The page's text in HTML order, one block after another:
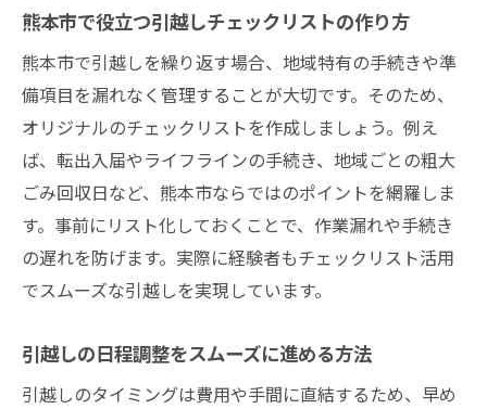
熊本市で役立つ引越しチェックリストの作り方
熊本市で引越しを繰り返す場合、地域特有の手続きや準
備項目を漏れなく管理することが大切です。そのため、
オリジナルのチェックリストを作成しましょう。例え
ば、転出入届やライフラインの手続き、地域ごとの粗大
ごみ回収日など、熊本市ならではのポイントを網羅しま
す。事前にリスト化しておくことで、作業漏れや手続き
の遅れを防げます。実際に経験者もチェックリスト活用
でスムーズな引越しを実現しています。
引越しの日程調整をスムーズに進める方法
引越しのタイミングは費用や手間に直結するため、早め